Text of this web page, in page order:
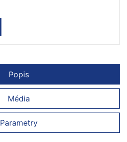
Popis
Média
Parametry